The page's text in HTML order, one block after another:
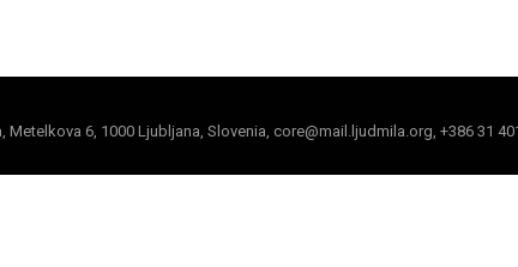
Metelkova 6, 1000 Ljubljana, Slovenia, core@mail.ljudmila.org, +386 31